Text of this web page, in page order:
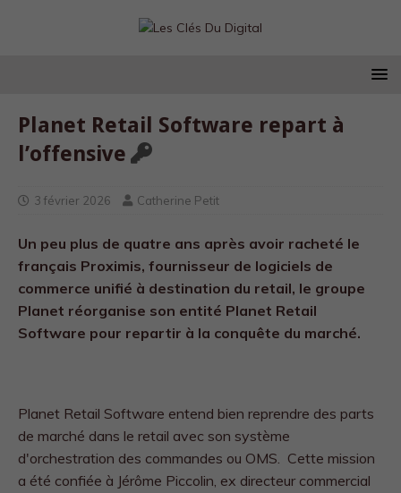
Planet Retail Software repart à
l’offensive
3 février 2026 Catherine Petit
Un peu plus de quatre ans après avoir racheté le
français Proximis, fournisseur de logiciels de
commerce unifié à destination du retail, le groupe
Planet réorganise son entité Planet Retail
Software pour repartir à la conquête du marché.
Planet Retail Software entend bien reprendre des parts
de marché dans le retail avec son système
d'orchestration des commandes ou OMS. Cette mission
a été confiée à Jérôme Piccolin, ex directeur commercial